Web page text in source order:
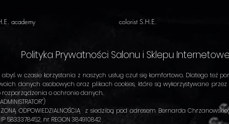
academy colorist S.H.E.
Polityka Prywatności Salonu i Sklepu
w czasie korzystania z naszych usług czuł się komfortowo. Dlatego też
danych osobowych oraz plikach cookies, które są wykorzystywane
rozporządzenia o ochronie danych.
ODPOWIEDZIALNOŚCIĄ z siedzibą pod adresem Bernarda
5833378452, nr REGON 384910842